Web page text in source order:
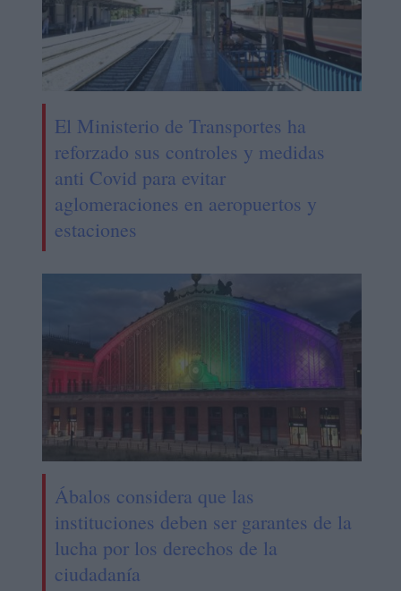
El Ministerio de Transportes ha
reforzado sus controles y medidas
anti Covid para evitar
aglomeraciones en aeropuertos y
estaciones
Ábalos considera que las
instituciones deben ser garantes de la
lucha por los derechos de la
ciudadanía